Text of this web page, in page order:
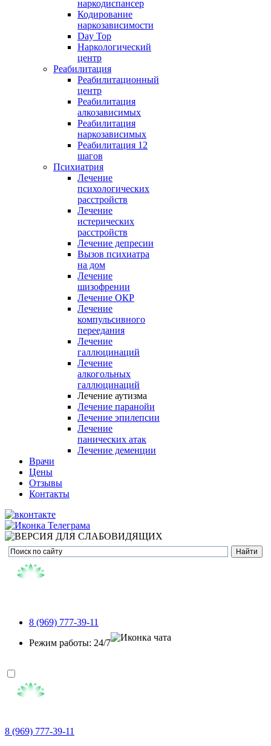
наркодиспансер
Кодирование
наркозависимости
Day Top
Наркологический
центр
Реабилитация
Реабилитационный
центр
Реабилитация
алкозависимых
Реабилитация
наркозависимых
Реабилитация 12
шагов
Психиатрия
Лечение
психологических
расстройств
Лечение
истерических
расстройств
Лечение депресии
Вызов психиатра
на дом
Лечение
шизофрении
Лечение ОКР
Лечение
компульсивного
переедания
Лечение
галлюцинаций
Лечение
алкогольных
галлюцинаций
Лечение аутизма
Лечение паранойи
Лечение эпилепсии
Лечение
панических атак
Лечение деменции
Врачи
Цены
Отзывы
Контакты
8 (969) 777-39-11
Режим работы: 24/7
8 (969) 777-39-11